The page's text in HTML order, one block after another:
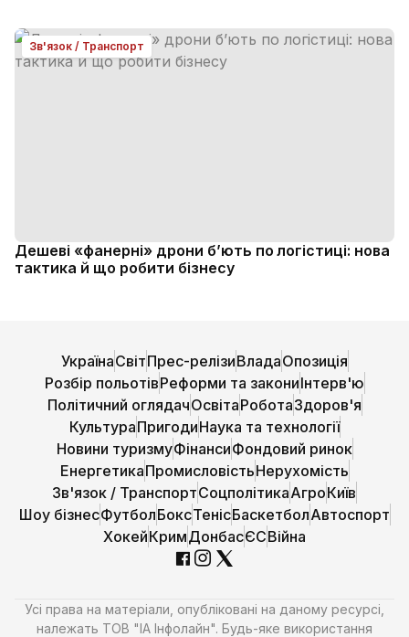
Зв'язок / Транспорт
Дешеві «фанерні» дрони б’ють по логістиці: нова
тактика й що робити бізнесу
УкраїнаСвітПрес-релізиВладаОпозиція
Розбір польотівРеформи та закониІнтерв'ю
Політичний оглядачОсвітаРоботаЗдоров'я
КультураПригодиНаука та технології
Новини туризмуФінансиФондовий ринок
ЕнергетикаПромисловістьНерухомість
Зв'язок / ТранспортСоцполітикаАгроКиїв
Шоу бізнесФутболБоксТенісБаскетболАвтоспорт
ХокейКримДонбасЄСВійна
Усі права на матеріали, опубліковані на даному ресурсі,
належать ТОВ "ІА Інфолайн". Будь-яке використання